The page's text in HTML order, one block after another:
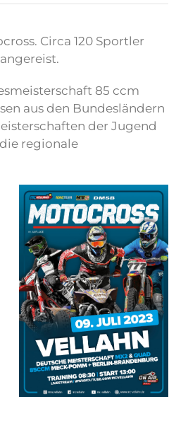
Circa 120 Sportler
85 ccm
aus den Bundesländern
der Jugend
regionale